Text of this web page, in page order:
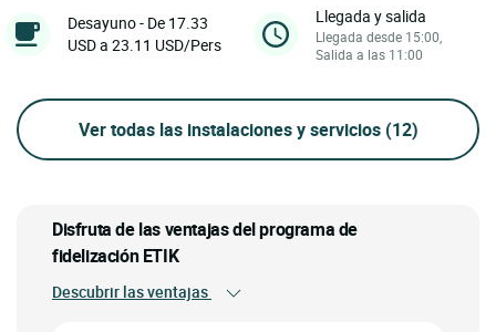
Desayuno - De 17.33
USD a 23.11 USD/Pers
Llegada y salida
Llegada desde 15:00,
Salida a las 11:00
Ver todas las instalaciones y servicios (12)
Disfruta de las ventajas del programa de
fidelización ETIK
Descubrir las ventajas